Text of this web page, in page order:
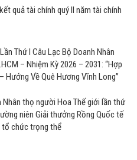
quả tài chính quý II năm tài chính
Thứ I Câu Lạc Bộ Doanh Nhân
– Nhiệm Kỳ 2026 – 2031: “Hợp
Hướng Về Quê Hương Vĩnh Long”
thọ người Hoa Thế giới lần thứ
niên Giải thưởng Rồng Quốc tế
tổ chức trọng thể